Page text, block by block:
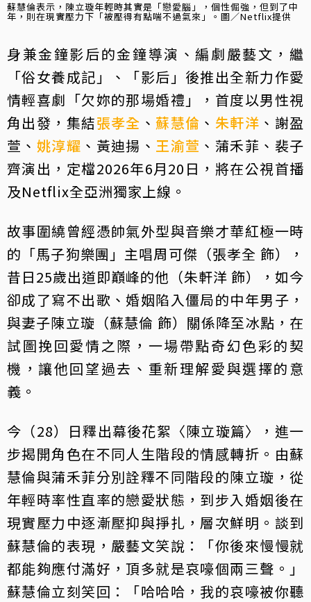
蘇慧倫表示，陳立璇年輕時其實是「戀愛腦」，個性倔強，但到了中
年，則在現實壓力下「被壓得有點喘不過氣來」。圖／Netflix提供
身兼金鐘影后的金鐘導演、編劇嚴藝文，繼
「俗女養成記」、「影后」後推出全新力作愛
情輕喜劇「欠妳的那場婚禮」，首度以男性視
角出發，集結張孝全 、蘇慧倫 、 朱軒洋 、謝盈
萱、 姚淳耀 、黃迪揚、 王渝萱 、蒲禾菲、裴子
齊演出，定檔2026年6月20日，將在公視首播
及Netflix全亞洲獨家上線。
故事圍繞曾經憑帥氣外型與音樂才華紅極一時
的「馬子狗樂團」主唱周可傑（張孝全 飾），
昔日25歲出道即巔峰的他（朱軒洋 飾），如今
卻成了寫不出歌、婚姻陷入僵局的中年男子，
與妻子陳立璇（蘇慧倫 飾）關係降至冰點，在
試圖挽回愛情之際，一場帶點奇幻色彩的契
機，讓他回望過去、重新理解愛與選擇的意
義。
今（28）日釋出幕後花絮〈陳立璇篇〉，進一
步揭開角色在不同人生階段的情感轉折。由蘇
慧倫與蒲禾菲分別詮釋不同階段的陳立璇，從
年輕時率性直率的戀愛狀態，到步入婚姻後在
現實壓力中逐漸壓抑與掙扎，層次鮮明。談到
蘇慧倫的表現，嚴藝文笑說：「你後來慢慢就
都能夠應付滿好，頂多就是哀嚎個兩三聲。」
蘇慧倫立刻笑回：「哈哈哈，我的哀嚎被你聽